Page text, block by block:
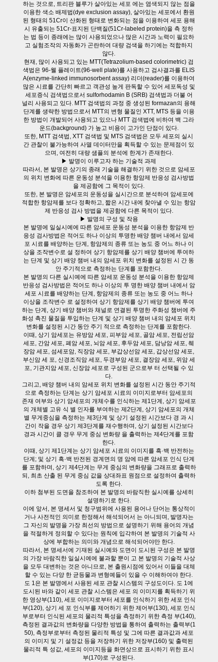
하는 것으로, 트리판 블루가 살아있는 세포 에는 염색되지 않는 점을
이용한 색소 배제법(dye exclusion assay), 살아있는 세포에서 환원
된 형태의 51Cr이 산화된 형태로 변화되는 점을 이용하여 세포 용해
시 유출되는 51Cr-표지된 단백질(51Cr-labeled protein)을 측 정하
는 법 등이 종래에는 많이 사용되었으나 많은 시간과 노력이 필요하
고 실험조작의 자동화가 곤란하여 대량 검색을 하기에는 적합하지
않다.
현재, 많이 사용되고 있는 MTT(Tetrazolium-based colorimetric) 검
색법은 96-웰 플레이트(96-well plate)를 사용하고 검사결과를 ELIS
A(enzyme-linked immunosorbent assay) 리더(reader)를 이용하여
많은 시료를 간단히 빠르고 객관성 높게 판독할 수 있어 세포독성 및
세포증식 검색법으로서 sulforhodamin B (SRB) 검색법과 더불 어
널리 사용되고 있다. MTT 검색법의 과정 중 생성된 formazan의 용해
단계를 생략한 방법으로서 MTT의 변형 물질인 XTT, MTS 등을 이용
한 방법이 개발되어 사용되고 있으나 MTT 검색법에 비하여 백 그라
운드(background) 가 높고 비용이 고가인 단점이 있다.
또한, MTT 검색법, XTT 검색법 및 MTS 검색법은 모두 세포의 실시
간 관찰이 불가능하여 사멸 데이터만을 획득할 수 있는 문제점이 있
으며, 여전히 대량 샘플의 분석에 한계가 존재한다.
▶ 발명이 이루고자 하는 기술적 과제
따라서, 본 발명은 상기의 종래 기술을 해결하기 위한 것으로 암세포
의 위치 변화에 따른 운동성 분석을 이용한 항암제 반응성 검사방법
을 제공함에 그 목적이 있다.
또한, 본 발명은 암세포의 운동성을 실시간으로 분석하여 암세포에
적합한 항암제를 보다 정확하고, 짧은 시간 내에 찾아낼 수 있는 항암
제 반응성 검사 방법을 제공함에 다른 목적이 있다.
▶ 발명의 구성 및 작용
본 발명에 일실시예에 따른 암세포 운동성 분석을 이용한 항암제 반
응성 검사방법은 적어도 하나 이상의 투명한 배양 챔버 내에서 암세
포 시료를 배양하는 단계, 항암제의 종류 또는 농도 중 어느 하나 이
상을 조작변수로 설 정하여 상기 항암제를 상기 배양 챔버에 투여하
는 단계 및 상기 배양 챔버 내의 암세포 위치 변화를 설정된 시 간 동
안 주기적으로 측정하는 단계를 포함한다.
본 발명의 다른 실시예에 따른 암세포 운동성 분석을 이용한 항암제
반응성 검사방법은 적어도 하나 이상의 투 명한 배양 챔버 내에서 암
세포 시료를 배양하는 단계, 항암제의 종류 또는 농도 중 어느 하나
이상을 조작변수 로 설정하여 상기 항암제를 상기 배양 챔버에 투여
하는 단계, 상기 배양 챔버와 채널로 연결된 투명한 주화성 챔버에 주
화성 촉진 물질을 투입하는 단계 및 상기 배양 챔버 내의 암세포 위치
변화를 설정된 시간 동안 주기 적으로 측정하는 단계를 포함한다.
이때, 상기 암세포는 유방암 세포, 피부암 세포, 골암 세포, 전립선암
세포, 간암 세포, 폐암 세포, 뇌암 세포, 후두암 세포, 담낭암 세포, 췌
장암 세포, 섬세포암, 직장암 세포, 부갑상선암 세포, 갑상선암 세포,
부신암 세 포, 신경조직암 세포, 두경부암 세포, 결장암 세포, 위암 세
포, 기관지암 세포, 신장암 세포로 구성된 군으로부 터 선택될 수 있
다.
그리고, 배양 챔버 내의 암세포 위치 변화를 설정된 시간 동안 주기적
으로 측정하는 단계는 상기 암세포 시료의 이미지로부터 암세포의
존재 여부와 상기 암세포의 개체수를 인식하는 제1단계, 상기 암세포
의 개체별 고유 식 별 인자를 부여하는 제2단계, 상기 암세포의 개체
별 무게중심을 측정하는 제3단계 및 상기 설정된 시간보다 경 과 시
간이 작을 경우 상기 제3단계를 재수행하며, 상기 설정된 시간보다
경과 시간이 클 경우 무게 중심 변화량 을 출력하는 제4단계를 포함
한다.
이때, 상기 제1단계는 상기 암세포 시료의 이미지를 흑·백 반전하는
단계; 및 상기 흑·백 반전된 경계면의 명 암에 따른 암세포 인식 단계
를 포함하며, 상기 제4단계는 무게 중심의 변화량을 그래프로 출력하
되, 최초 산출 된 무게 중심 값을 상대좌표 원점으로 설정하여 출력하
도록 한다.
이하 첨부된 도면을 참조하여 본 발명의 바람직한 실시예를 상세히
설명하기로 한다.
이에 앞서, 본 명세서 및 청구범위에 사용된 용어나 단어는 통상적이
거나 사전적인 의미로 한정해서 해석되어서 는 아니되며, 발명자는
그 자신의 발명을 가장 최선의 방법으로 설명하기 위해 용어의 개념
을 적절하게 정의할 수 있다는 원칙에 입각하여 본 발명의 기술적 사
상에 부합하는 의미와 개념으로 해석되어야만 한다.
따라서, 본 명세서에 기재된 실시예와 도면이 도시된 구성은 본 발명
의 가장 바람직한 일실시예에 불과할 뿐이 고 본 발명의 기술적 사상
을 모두 대변하는 것은 아니므로, 본 출원시점에 있어서 이들을 대체
할 수 있는 다양 한 균등물과 변형예들이 있을 수 이해하여야 한다.
도 1은 본 발명에서 사용된 세포 관찰 시스템의 구성도이다. 도 1에
도시된 바와 같이 세포 관찰 시스템은 세포 의 이미지를 획득하기 위
한 영상부(110), 세포 이미지로부터 세포를 인식하기 위한 세포 인식
부(120), 상기 세 포 인식부를 제어하기 위한 제어부(130), 세포 인식
부로부터 인식된 세포의 물리적 특성을 측정하기 위한 측정 부(140),
측정된 결과값의 변화량을 다양한 방법을 통하여 출력하는 출력부(1
50), 측정부로부터 측정된 물리적 특성 및 그에 따른 결과값과 세포
의 이미지 및 기 설정값 등을 저장하기 위한 저장부(160) 및 출력된
물리적 특 성값, 세포의 이미지등을 화면상으로 표시하기 위한 표시
부(170)로 구성된다.